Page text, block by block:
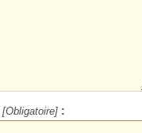
[Obligatoire] :